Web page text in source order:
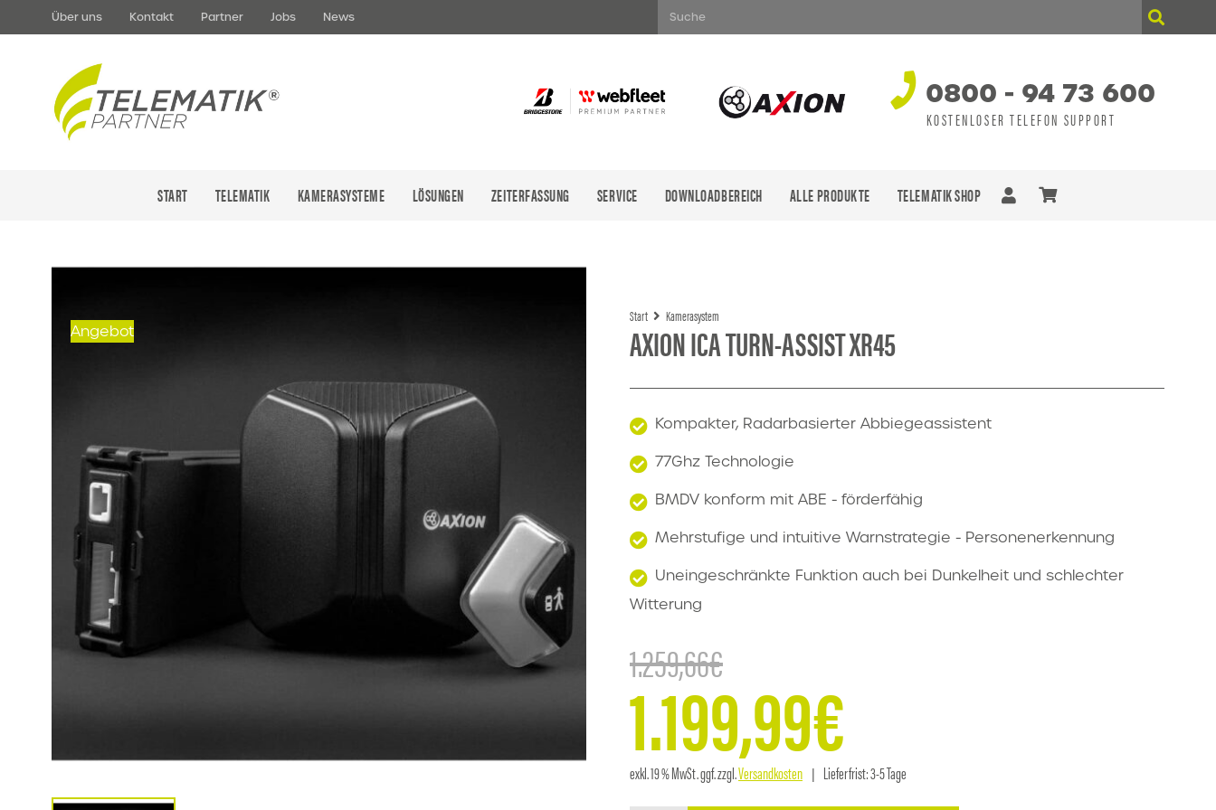
Über uns Kontakt Partner Jobs News Suche
0800 - 94 73 600
KOSTENLOSER TELEFON SUPPORT
START TELEMATIK KAMERASYSTEME LÖSUNGEN ZEITERFASSUNG SERVICE DOWNLOADBEREICH ALLE PRODUKTE TELEMATIK SHOP
Angebot
Start Kamerasystem
AXION ICA TURN-ASSIST XR45
Kompakter, Radarbasierter Abbiegeassistent
77Ghz Technologie
BMDV konform mit ABE - förderfähig
Mehrstufige und intuitive Warnstrategie - Personenerkennung
Uneingeschränkte Funktion auch bei Dunkelheit und schlechter
Witterung
1.259,66€
Ursprünglicher
1.199,99€
exkl. 19 % MwSt.ggf. zzgl.Versandkosten Lieferfrist:3-5 Tage